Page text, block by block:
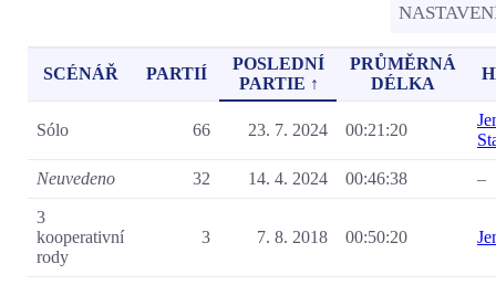
SCÉNÁŘ PARTIÍ
POSLEDNÍ
PARTIE ↑
PRŮMĚRNÁ
DÉLKA
Sólo 66 23. 7. 2024 00:21:20
Neuvedeno 32 14. 4. 2024 00:46:38 –
3
kooperativní
rody
3 7. 8. 2018 00:50:20